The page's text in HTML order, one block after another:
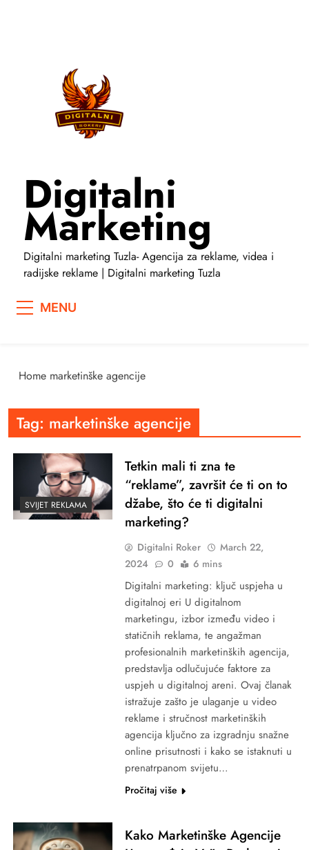
Digitalni
Marketing
Digitalni marketing Tuzla- Agencija za reklame, videa i
radijske reklame | Digitalni marketing Tuzla
MENU
Home marketinške agencije
Tag: marketinške agencije
SVIJET REKLAMA
Tetkin mali ti zna te
“reklame”, završit će ti on to
džabe, što će ti digitalni
marketing?
Digitalni Roker
March 22,
2024
0 6 mins
Digitalni marketing: ključ uspjeha u
digitalnoj eri U digitalnom
marketingu, izbor između video i
statičnih reklama, te angažman
profesionalnih marketinških agencija,
predstavlja odlučujuće faktore za
uspjeh u digitalnoj areni. Ovaj članak
istražuje zašto je ulaganje u video
reklame i stručnost marketinških
agencija ključno za izgradnju snažne
online prisutnosti i kako se istaknuti u
prenatrpanom svijetu…
Pročitaj više
Kako Marketinške Agencije